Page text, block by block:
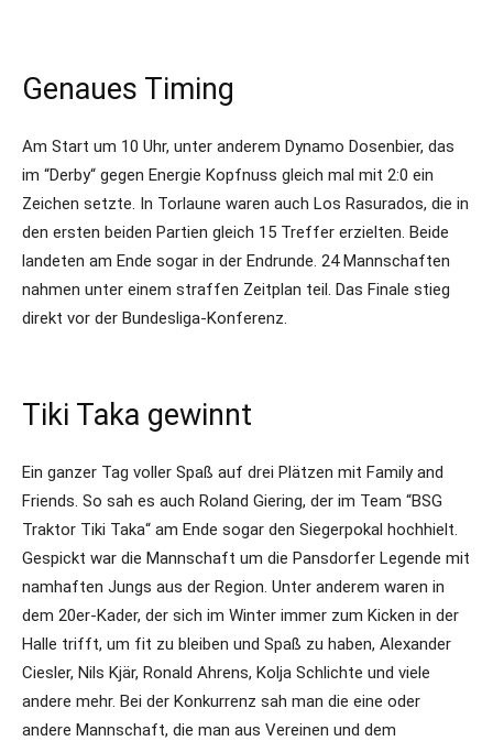
Genaues Timing
Am Start um 10 Uhr, unter anderem Dynamo Dosenbier, das
im “Derby“ gegen Energie Kopfnuss gleich mal mit 2:0 ein
Zeichen setzte. In Torlaune waren auch Los Rasurados, die in
den ersten beiden Partien gleich 15 Treffer erzielten. Beide
landeten am Ende sogar in der Endrunde. 24 Mannschaften
nahmen unter einem straffen Zeitplan teil. Das Finale stieg
direkt vor der Bundesliga-Konferenz.
Tiki Taka gewinnt
Ein ganzer Tag voller Spaß auf drei Plätzen mit Family and
Friends. So sah es auch Roland Giering, der im Team “BSG
Traktor Tiki Taka“ am Ende sogar den Siegerpokal hochhielt.
Gespickt war die Mannschaft um die Pansdorfer Legende mit
namhaften Jungs aus der Region. Unter anderem waren in
dem 20er-Kader, der sich im Winter immer zum Kicken in der
Halle trifft, um fit zu bleiben und Spaß zu haben, Alexander
Ciesler, Nils Kjär, Ronald Ahrens, Kolja Schlichte und viele
andere mehr. Bei der Konkurrenz sah man die eine oder
andere Mannschaft, die man aus Vereinen und dem